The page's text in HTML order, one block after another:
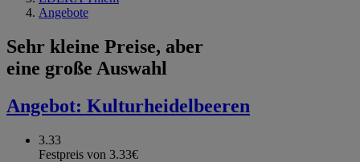
Angebote
Sehr kleine Preise, aber
eine große Auswahl
Angebot: Kulturheidelbeeren
3.33
Festpreis von 3.33€